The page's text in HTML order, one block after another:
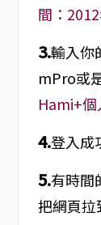
間：
3.輸入你
mPro或
Hami+
4.登入成
5.有時間
把網頁拉